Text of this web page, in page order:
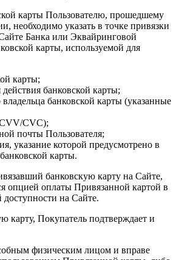
карты Пользователю, прошедшему
необходимо указать в точке привязки
Банка или Эквайринговой
карты, используемой для
карты;
банковской карты;
банковской карты (указанные
CVC);
почты Пользователя;
указание которой предусмотрено в
карты.
банковскую карту на Сайте,
опцией оплаты Привязанной картой в
доступности на Сайте.
карту, Покупатель подтверждает и
физическим лицом и вправе